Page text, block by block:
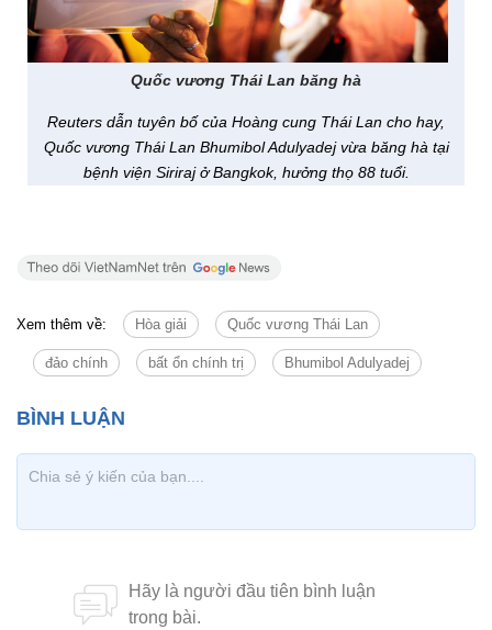
Quốc vương Thái Lan băng hà
Reuters dẫn tuyên bố của Hoàng cung Thái Lan cho hay,
Quốc vương Thái Lan Bhumibol Adulyadej vừa băng hà tại
bệnh viện Siriraj ở Bangkok, hưởng thọ 88 tuổi.
Xem thêm về: Hòa giải Quốc vương Thái Lan
đảo chính bất ổn chính trị Bhumibol Adulyadej